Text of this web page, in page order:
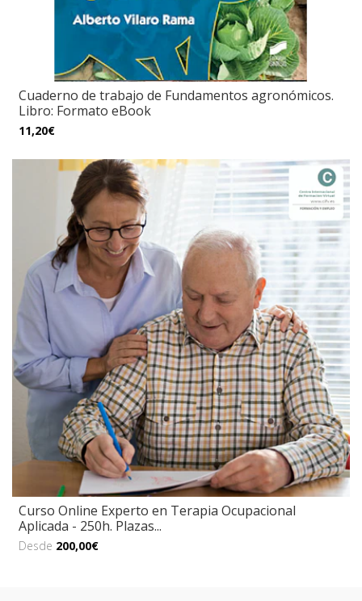
Cuaderno de trabajo de Fundamentos agronómicos.
Libro: Formato eBook
11,20€
Curso Online Experto en Terapia Ocupacional
Aplicada - 250h. Plazas...
Desde 200,00€